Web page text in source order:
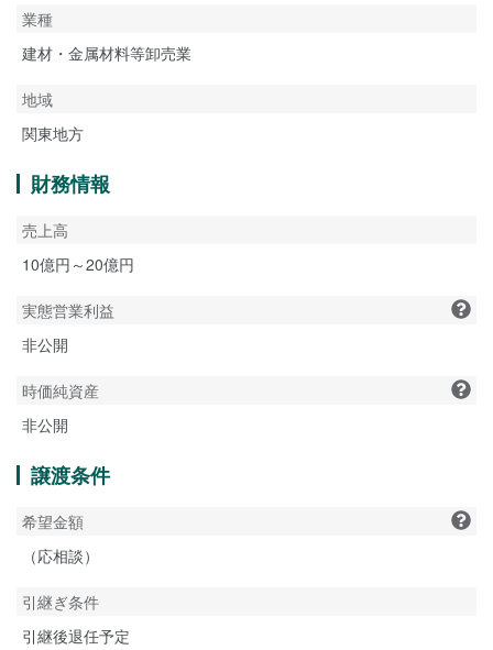
業種
建材・金属材料等卸売業
地域
関東地方
財務情報
売上高
10億円～20億円
実態営業利益
非公開
時価純資産
非公開
譲渡条件
希望金額
（応相談）
引継ぎ条件
引継後退任予定